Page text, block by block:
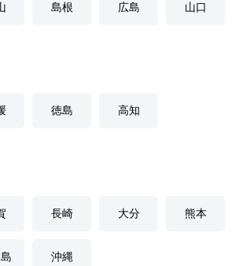
島根 広島 山口
徳島 高知
長崎 大分 熊本
沖縄